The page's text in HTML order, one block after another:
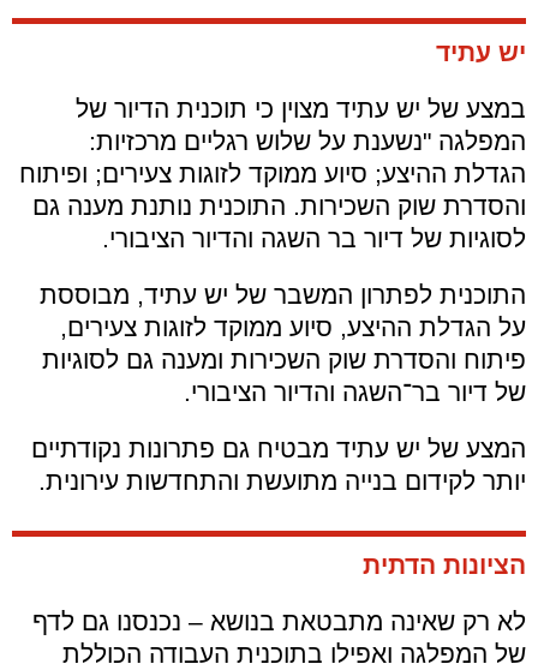
יש עתיד
במצע של יש עתיד מצוין כי תוכנית הדיור של
המפלגה "נשענת על שלוש רגליים מרכזיות:
הגדלת ההיצע; סיוע ממוקד לזוגות צעירים; ופיתוח
והסדרת שוק השכירות. התוכנית נותנת מענה גם
לסוגיות של דיור בר השגה והדיור הציבורי.
התוכנית לפתרון המשבר של יש עתיד, מבוססת
על הגדלת ההיצע, סיוע ממוקד לזוגות צעירים,
פיתוח והסדרת שוק השכירות ומענה גם לסוגיות
של דיור בר־השגה והדיור הציבורי.
המצע של יש עתיד מבטיח גם פתרונות נקודתיים
יותר לקידום בנייה מתועשת והתחדשות עירונית.
הציונות הדתית
לא רק שאינה מתבטאת בנושא – נכנסנו גם לדף
של המפלגה ואפילו בתוכנית העבודה הכוללת